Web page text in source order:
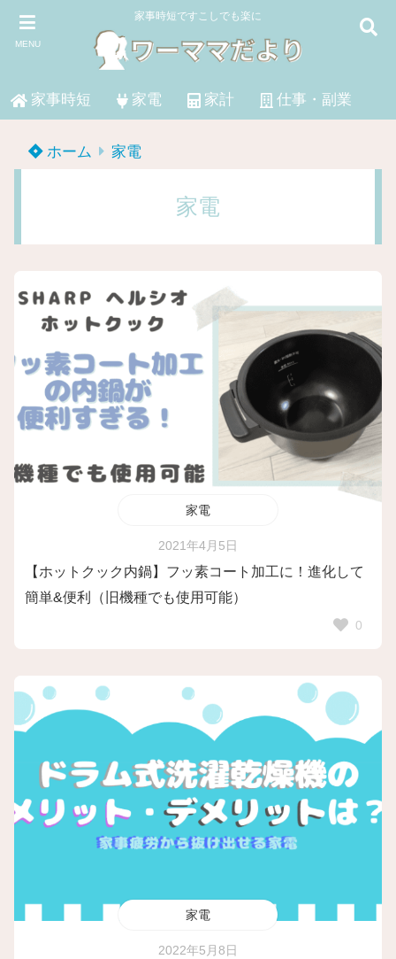
MENU
家事時短ですこしでも楽に
家事時短 家電 家計 仕事・副業
ホーム 家電
家電
家電
2021年4月5日
【ホットクック内鍋】フッ素コート加工に！進化して
簡単&便利（旧機種でも使用可能）
0
家電
2022年5月8日